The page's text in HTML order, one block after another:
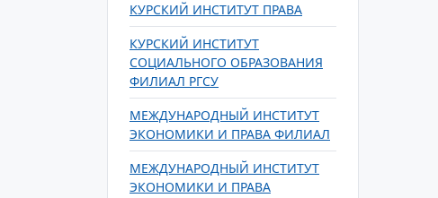
КУРСКИЙ ИНСТИТУТ ПРАВА
КУРСКИЙ ИНСТИТУТ
СОЦИАЛЬНОГО ОБРАЗОВАНИЯ
ФИЛИАЛ РГСУ
МЕЖДУНАРОДНЫЙ ИНСТИТУТ
ЭКОНОМИКИ И ПРАВА ФИЛИАЛ
МЕЖДУНАРОДНЫЙ ИНСТИТУТ
ЭКОНОМИКИ И ПРАВА